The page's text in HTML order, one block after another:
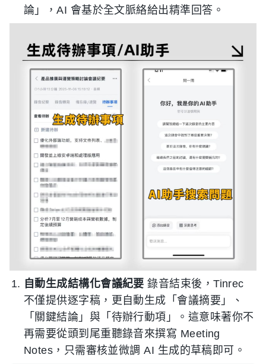
論」，AI 會基於全文脈絡給出精準回答。
自動生成結構化會議紀要 錄音結束後，Tinrec
不僅提供逐字稿，更自動生成「會議摘要」、
「關鍵結論」與「待辦行動項」。這意味著你不
再需要從頭到尾重聽錄音來撰寫 Meeting
Notes，只需審核並微調 AI 生成的草稿即可。